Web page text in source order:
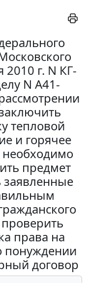
2010 г. N КГ-
N А41-
тепловой
и горячее
необходимо
предмет
заявленные
права на
понуждении
договор